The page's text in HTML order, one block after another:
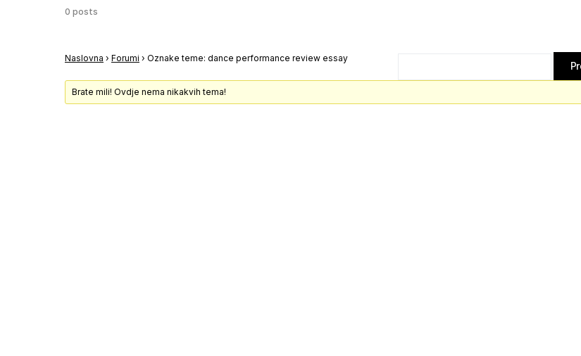
0 posts
Naslovna › Forumi › Oznake teme: dance performance review essay
Brate mili! Ovdje nema nikakvih tema!